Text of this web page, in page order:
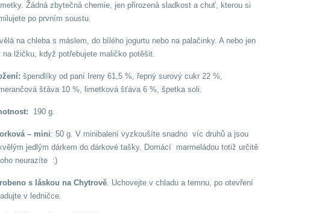
Žádná zbytečná chemie, jen přirozená sladkost a chuť, kterou si
po prvním soustu.
na chleba s máslem, do bílého jogurtu nebo na palačinky. A nebo jen
na lžičku, když potřebujete maličko potěšit.
špendlíky od paní Ireny 61,5 %, řepný surový cukr 22 %,
šťáva 10 %, limetková šťáva 6 %, špetka soli.
190 g.
– mini: 50 g. V minibalení vyzkoušíte snadno víc druhů a jsou
jedlým dárkem do dárkové tašky. Domácí marmeládou totiž určitě
neurazíte :)
s láskou na Chytrově. Uchovejte v chladu a temnu, po otevření
v ledničce.